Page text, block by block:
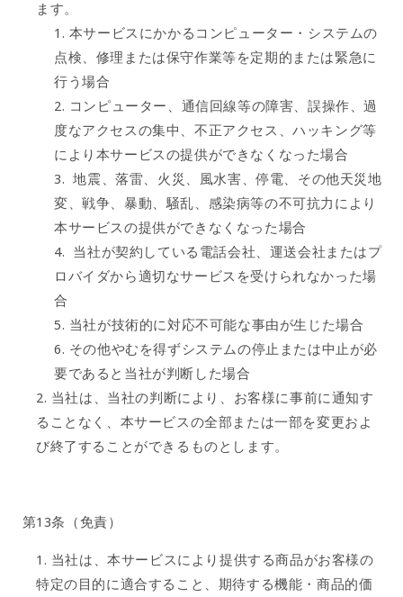
ます。
本サービスにかかるコンピューター・システムの
点検、修理または保守作業等を定期的または緊急に
行う場合
コンピューター、通信回線等の障害、誤操作、過
度なアクセスの集中、不正アクセス、ハッキング等
により本サービスの提供ができなくなった場合
地震、落雷、火災、風水害、停電、その他天災地
変、戦争、暴動、騒乱、感染病等の不可抗力により
本サービスの提供ができなくなった場合
当社が契約している電話会社、運送会社またはプ
ロバイダから適切なサービスを受けられなかった場
合
当社が技術的に対応不可能な事由が生じた場合
その他やむを得ずシステムの停止または中止が必
要であると当社が判断した場合
当社は、当社の判断により、お客様に事前に通知す
ることなく、本サービスの全部または一部を変更およ
び終了することができるものとします。
第13条（免責）
当社は、本サービスにより提供する商品がお客様の
特定の目的に適合すること、期待する機能・商品的価